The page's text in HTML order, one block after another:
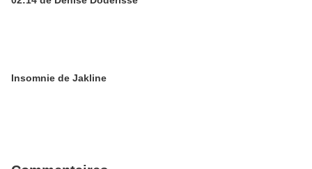
Insomnie de Jakline